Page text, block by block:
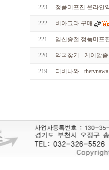
223 정품미프진 온라인
222 비아그라 구매
221 임신중절 정품미프
220 약국찾기 - 케이알좀
219 티비나와 -